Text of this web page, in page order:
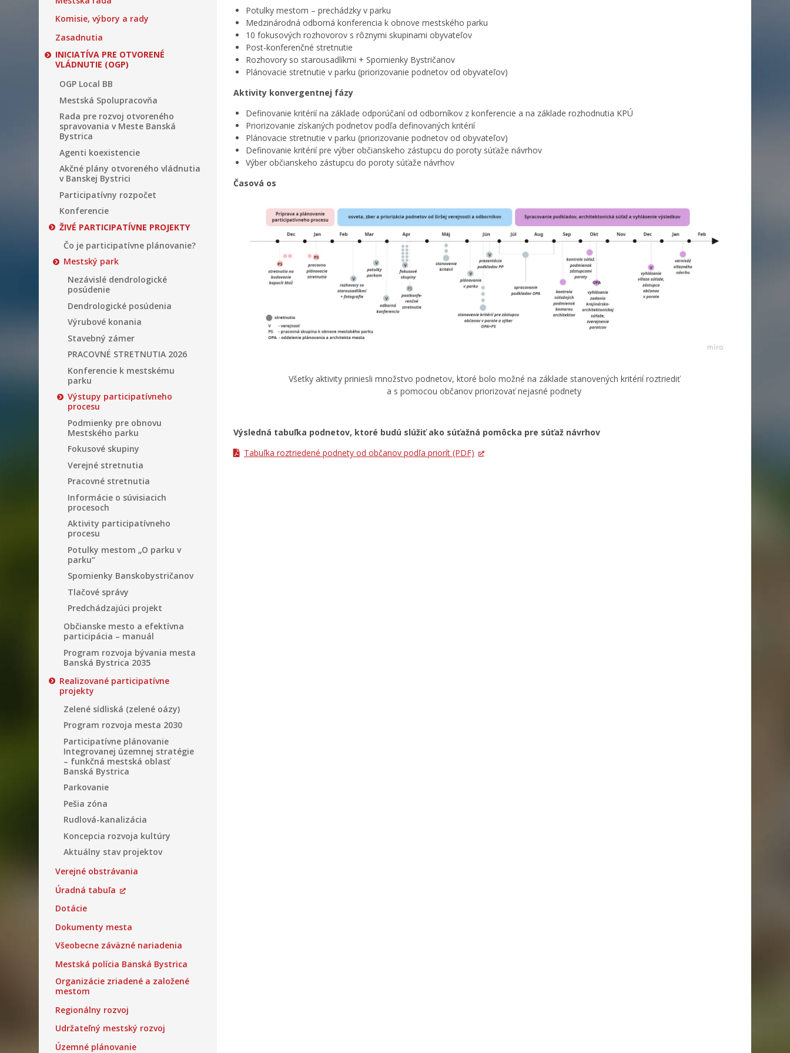
Komisie, výbory a rady
Zasadnutia
INICIATÍVA PRE OTVORENÉ
VLÁDNUTIE (OGP)
OGP Local BB
Mestská Spolupracovňa
Rada pre rozvoj otvoreného
spravovania v Meste Banská
Bystrica
Agenti koexistencie
Akčné plány otvoreného vládnutia
v Banskej Bystrici
Participatívny rozpočet
Konferencie
ŽIVÉ PARTICIPATÍVNE PROJEKTY
Čo je participatívne plánovanie?
Mestský park
Nezávislé dendrologické
posúdenie
Dendrologické posúdenia
Výrubové konania
Stavebný zámer
PRACOVNÉ STRETNUTIA 2026
Konferencie k mestskému
parku
Výstupy participatívneho
procesu
Podmienky pre obnovu
Mestského parku
Fokusové skupiny
Verejné stretnutia
Pracovné stretnutia
Informácie o súvisiacich
procesoch
Aktivity participatívneho
procesu
Potulky mestom „O parku v
parku“
Spomienky Banskobystričanov
Tlačové správy
Predchádzajúci projekt
Občianske mesto a efektívna
participácia – manuál
Program rozvoja bývania mesta
Banská Bystrica 2035
Realizované participatívne
projekty
Zelené sídliská (zelené oázy)
Program rozvoja mesta 2030
Participatívne plánovanie
Integrovanej územnej stratégie
– funkčná mestská oblasť
Banská Bystrica
Parkovanie
Pešia zóna
Rudlová-kanalizácia
Koncepcia rozvoja kultúry
Aktuálny stav projektov
Verejné obstrávania
Úradná tabuľa
Dotácie
Dokumenty mesta
Všeobecne záväzné nariadenia
Mestská polícia Banská Bystrica
Organizácie zriadené a založené
mestom
Regionálny rozvoj
Udržateľný mestský rozvoj
Územné plánovanie
Potulky mestom – prechádzky v parku
Medzinárodná odborná konferencia k obnove mestského parku
10 fokusových rozhovorov s rôznymi skupinami obyvateľov
Post-konferenčné stretnutie
Rozhovory so starousadlíkmi + Spomienky Bystričanov
Plánovacie stretnutie v parku (priorizovanie podnetov od obyvateľov)
Aktivity konvergentnej fázy
Definovanie kritérií na základe odporúčaní od odborníkov z konferencie a na základe rozhodnutia KPÚ
Priorizovanie získaných podnetov podľa definovaných kritérií
Plánovacie stretnutie v parku (priorizovanie podnetov od obyvateľov)
Definovanie kritérií pre výber občianskeho zástupcu do poroty súťaže návrhov
Výber občianskeho zástupcu do poroty súťaže návrhov
Časová os
Všetky aktivity priniesli množstvo podnetov, ktoré bolo možné na základe stanovených kritérií roztriediť
a s pomocou občanov priorizovať nejasné podnety
Výsledná tabuľka podnetov, ktoré budú slúžiť ako súťažná pomôcka pre súťaž návrhov
Tabuľka roztriedené podnety od občanov podľa priorít (PDF)